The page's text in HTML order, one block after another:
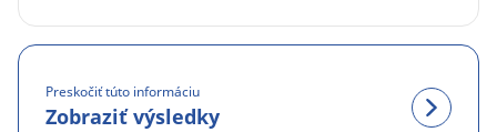
Preskočiť túto informáciu
Zobraziť výsledky